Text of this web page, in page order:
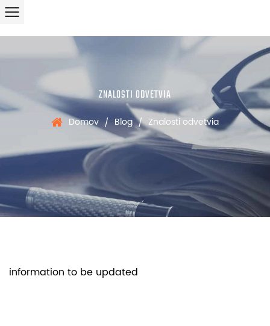
ZNALOSTI ODVETVIA
Domov / Blog / Znalosti odvetvia
information to be updated